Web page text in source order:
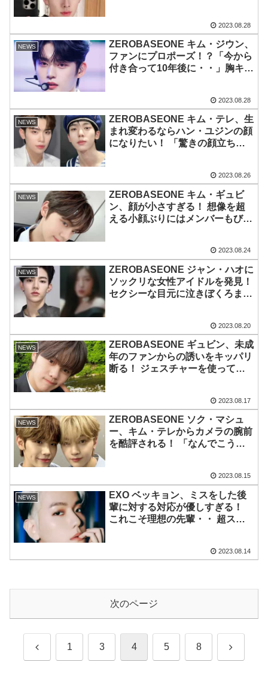
2023.08.28
NEWS
ZEROBASEONE キム・ジウン、
ファンにプロポーズ！？「今から
付き合って10年後に・・」胸キュ
2023.08.28
NEWS
ZEROBASEONE キム・テレ、生
まれ変わるならハン・ユジンの顔
になりたい！ 「驚きの顔立ち」
2023.08.26
NEWS
ZEROBASEONE キム・ギュビ
ン、顔が小さすぎる！ 想像を超
える小顔ぶりにはメンバーもびっ
2023.08.24
NEWS
ZEROBASEONE ジャン・ハオに
ソックリな女性アイドルを発見！
セクシーな目元に泣きぼくろまで
2023.08.20
NEWS
ZEROBASEONE ギュビン、未成
年のファンからの誘いをキッパリ
断る！ ジェスチャーを使って必
2023.08.17
NEWS
ZEROBASEONE ソク・マシュ
ー、キム・テレからカメラの腕前
を酷評される！ 「なんでこうや
2023.08.15
NEWS
EXO ベッキョン、ミスをした後
輩に対する対応が優しすぎる！
これこそ理想の先輩・・ 超スイ
2023.08.14
次のページ
前 1 3 4 5 8 次